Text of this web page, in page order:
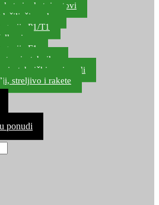
i raketni setovi
zvuka
P1/T1
F1
pirotehnika
proizvodi
streljivo i rakete
ponudi